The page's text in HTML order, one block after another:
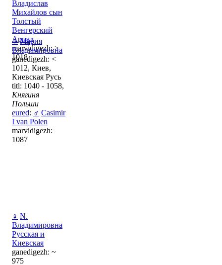
Владислав
Михайлов сын
Толстый
Венгерский
Арпад
marvidigezh: >
1018
♀ Мария
Владимировна
ganedigezh: <
1012, Киев,
Киевская Русь
titl: 1040 - 1058,
Княгиня
Польши
eured: ♂ Casimir
I van Polen
marvidigezh:
1087
♀ N.
Владимировна
Русская и
Киевская
ganedigezh: ~
975